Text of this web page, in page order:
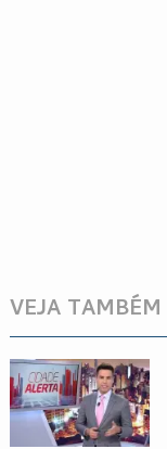
VEJA TAMBÉM